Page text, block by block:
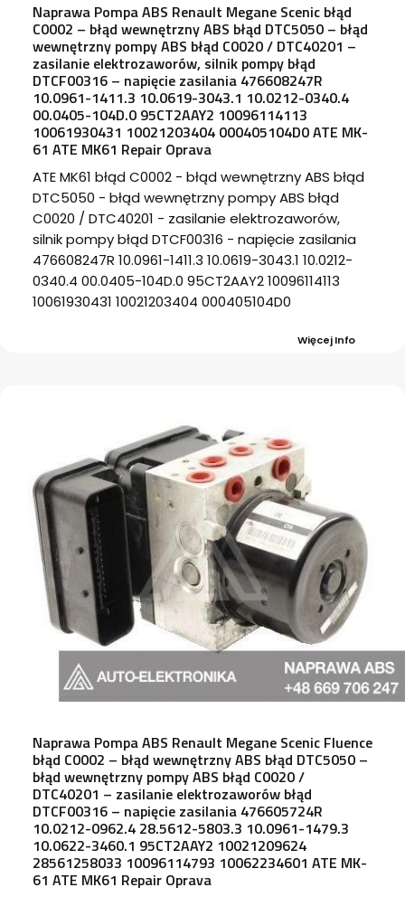
Naprawa Pompa ABS Renault Megane Scenic błąd
C0002 – błąd wewnętrzny ABS błąd DTC5050 – błąd
wewnętrzny pompy ABS błąd C0020 / DTC40201 –
zasilanie elektrozaworów, silnik pompy błąd
DTCF00316 – napięcie zasilania 476608247R
10.0961-1411.3 10.0619-3043.1 10.0212-0340.4
00.0405-104D.0 95CT2AAY2 10096114113
10061930431 10021203404 000405104D0 ATE MK-
61 ATE MK61 Repair Oprava
ATE MK61 błąd C0002 - błąd wewnętrzny ABS błąd
DTC5050 - błąd wewnętrzny pompy ABS błąd
C0020 / DTC40201 - zasilanie elektrozaworów,
silnik pompy błąd DTCF00316 - napięcie zasilania
476608247R 10.0961-1411.3 10.0619-3043.1 10.0212-
0340.4 00.0405-104D.0 95CT2AAY2 10096114113
10061930431 10021203404 000405104D0
Więcej Info
Naprawa Pompa ABS Renault Megane Scenic Fluence
błąd C0002 – błąd wewnętrzny ABS błąd DTC5050 –
błąd wewnętrzny pompy ABS błąd C0020 /
DTC40201 – zasilanie elektrozaworów błąd
DTCF00316 – napięcie zasilania 476605724R
10.0212-0962.4 28.5612-5803.3 10.0961-1479.3
10.0622-3460.1 95CT2AAY2 10021209624
28561258033 10096114793 10062234601 ATE MK-
61 ATE MK61 Repair Oprava